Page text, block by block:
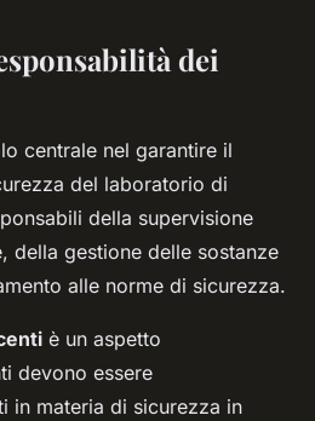
dei
centrale nel garantire il
del laboratorio di
della supervisione
della gestione delle sostanze
alle norme di sicurezza.
è un aspetto
devono essere
in materia di sicurezza in